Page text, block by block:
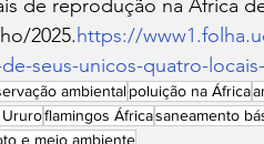
de reprodução na África
2025.https://
seus-unicos-quatro-
ambientalpoluição na África
flamingos Áfricasaneamento
e meio ambiente